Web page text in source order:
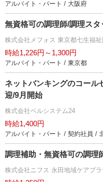
アルバイト・パート / 大阪府
無資格可の調理師/調理スタ
株式会社メフォス 東京都七生福
時給1,226円～1,300円
アルバイト・パート / 東京都
ネットバンキングのコール
迎/9月開始
株式会社ベルシステム24
時給1,400円
アルバイト・パート / 契約社員 /
調理補助・無資格可の調理
株式会社ニフス 永田地域ケアプ